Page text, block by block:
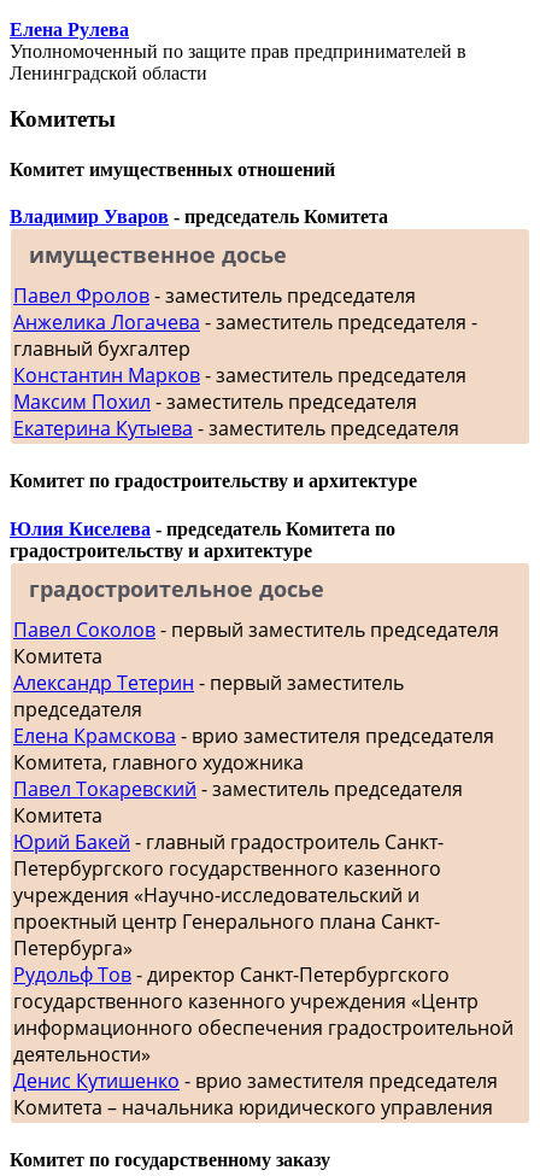
Елена Рулева
Уполномоченный по защите прав предпринимателей в
Ленинградской области
Комитеты
Комитет имущественных отношений
Владимир Уваров - председатель Комитета
имущественное досье
Павел Фролов- заместитель председателя
Анжелика Логачева - заместитель председателя -
главный бухгалтер
Константин Марков- заместитель председателя
Максим Похил - заместитель председателя
Екатерина Кутыева - заместитель председателя
Комитет по градостроительству и архитектуре
Юлия Киселева - председатель Комитета по
градостроительству и архитектуре
градостроительное досье
Павел Соколов- первый заместитель председателя
Комитета
Александр Тетерин - первый заместитель
председателя
Елена Крамскова - врио заместителя председателя
Комитета, главного художника
Павел Токаревский - заместитель председателя
Комитета
Юрий Бакей - главный градостроитель Санкт-
Петербургского государственного казенного
учреждения «Научно-исследовательский и
проектный центр Генерального плана Санкт-
Петербурга»
Рудольф Тов- директор Санкт-Петербургского
государственного казенного учреждения «Центр
информационного обеспечения градостроительной
деятельности»
Денис Кутишенко - врио заместителя председателя
Комитета – начальника юридического управления
Комитет по государственному заказу